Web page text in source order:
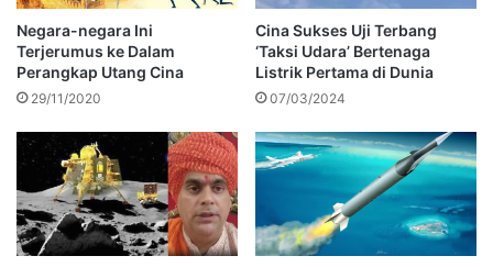
Negara-negara Ini
Terjerumus ke Dalam
Perangkap Utang Cina
29/11/2020
Cina Sukses Uji Terbang
‘Taksi Udara’ Bertenaga
Listrik Pertama di Dunia
07/03/2024